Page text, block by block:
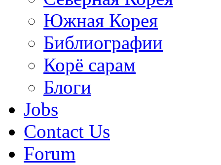
Южная Корея
Библиографии
Корё сарам
Блоги
Jobs
Contact Us
Forum